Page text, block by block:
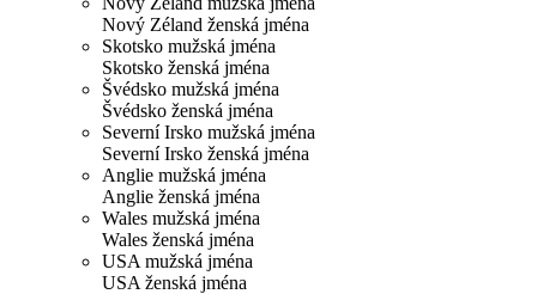
Nový Zéland ženská jména
Skotsko mužská jména
Skotsko ženská jména
Švédsko mužská jména
Švédsko ženská jména
Severní Irsko mužská jména
Severní Irsko ženská jména
Anglie mužská jména
Anglie ženská jména
Wales mužská jména
Wales ženská jména
USA mužská jména
USA ženská jména